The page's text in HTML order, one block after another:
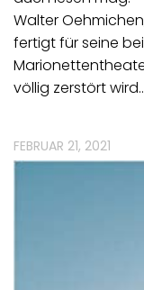
Walter
fertigt für seine
völlig zerstört
FEBRUAR 21, 2021